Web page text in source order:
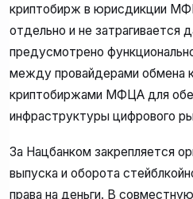
криптобирж в юрисдикции
отдельно и не затрагивается
предусмотрено
между провайдерами обмена
криптобиржами МФЦА для
инфраструктуры цифрового
За Нацбанком закрепляется
выпуска и оборота
права на деньги. В